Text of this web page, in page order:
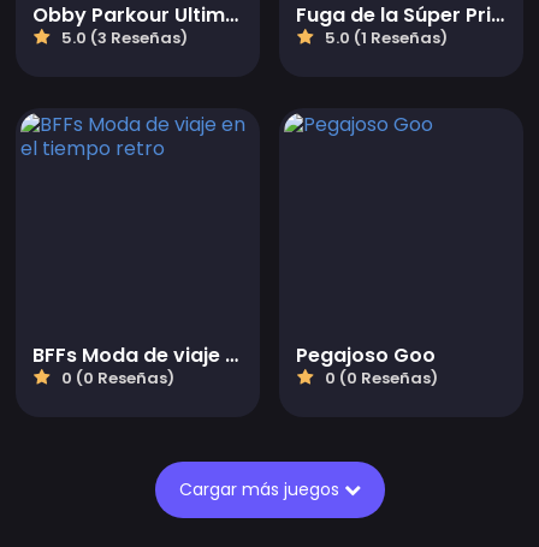
Obby Parkour Ultimate
5.0 (3 Reseñas)
Fuga de la Súper Prisión
5.0 (1 Reseñas)
BFFs Moda de viaje en el tiempo retro
0 (0 Reseñas)
Pegajoso Goo
0 (0 Reseñas)
Cargar más juegos